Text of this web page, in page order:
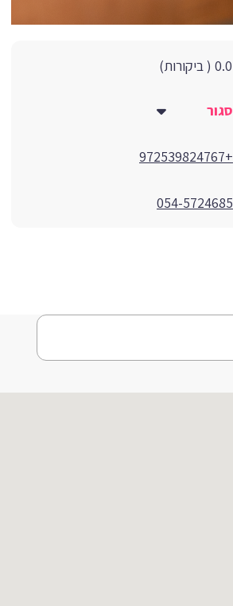
0.0 ( ביקורות)
סגור
+972539824767
054-5724685